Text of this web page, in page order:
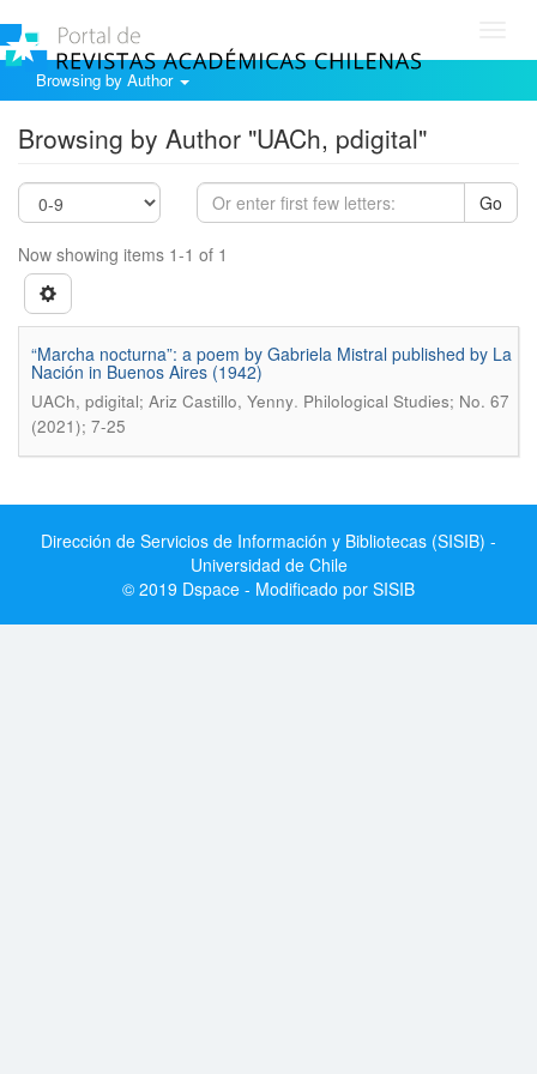
Browsing by Author
Browsing by Author "UACh, pdigital"
Go
Now showing items 1-1 of 1
“Marcha nocturna”: a poem by Gabriela Mistral published by La
Nación in Buenos Aires (1942)
UACh, pdigital; Ariz Castillo, Yenny. Philological Studies; No. 67
(2021); 7-25
Dirección de Servicios de Información y Bibliotecas (SISIB) -
Universidad de Chile
© 2019 Dspace - Modificado por SISIB